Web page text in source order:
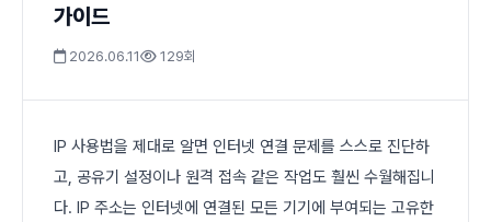
가이드
2026.06.11 129회
IP 사용법을 제대로 알면 인터넷 연결 문제를 스스로 진단하
고, 공유기 설정이나 원격 접속 같은 작업도 훨씬 수월해집니
다. IP 주소는 인터넷에 연결된 모든 기기에 부여되는 고유한